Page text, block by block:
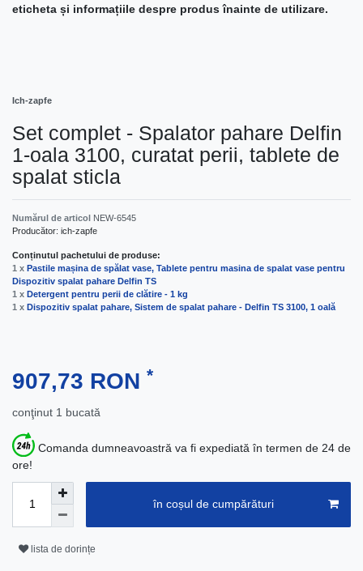
eticheta și informațiile despre produs înainte de utilizare.
Ich-zapfe
Set complet - Spalator pahare Delfin
1-oala 3100, curatat perii, tablete de
spalat sticla
Numărul de articol NEW-6545
Producător: ich-zapfe
Conținutul pachetului de produse:
1 x Pastile mașina de spălat vase, Tablete pentru masina de spalat vase pentru
Dispozitiv spalat pahare Delfin TS
1 x Detergent pentru perii de clătire - 1 kg
1 x Dispozitiv spalat pahare, Sistem de spalat pahare - Delfin TS 3100, 1 oală
907,73 RON *
conţinut 1 bucată
Comanda dumneavoastră va fi expediată în termen de 24 de
ore!
în coșul de cumpărături
lista de dorințe